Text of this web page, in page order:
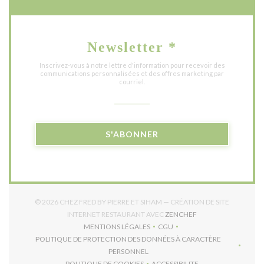
Newsletter *
Inscrivez-vous à notre lettre d'information pour recevoir des
communications personnalisées et des offres marketing par
courriel.
S'ABONNER
© 2026 CHEZ FRED BY PIERRE ET SIHAM — CRÉATION DE SITE
INTERNET RESTAURANT AVEC ZENCHEF
MENTIONS LÉGALES
((OUVRE UNE NOUVELLE FENÊTRE))
CGU
((OUVRE UNE NOUVELLE
POLITIQUE DE PROTECTION DES DONNÉES À CARACTÈRE
PERSONNEL((OUVRE UNE NOUVELLE FENÊTRE))